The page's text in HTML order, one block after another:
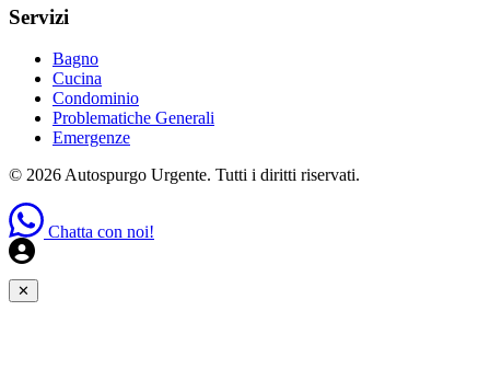
Servizi
Bagno
Cucina
Condominio
Problematiche Generali
Emergenze
© 2026 Autospurgo Urgente. Tutti i diritti riservati.
Chatta con noi!
✕